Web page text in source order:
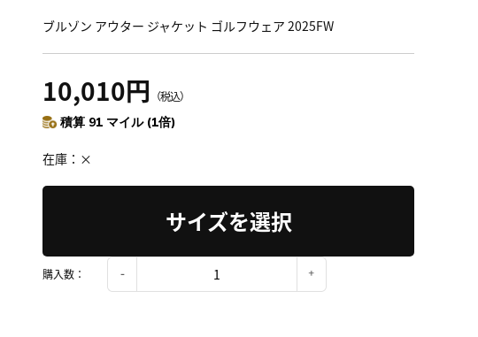
ブルゾン アウター ジャケット ゴルフウェア 2025FW
10,010円 （税込）
積算 91 マイル (1倍)
在庫 ×
サイズを選択
購入数：